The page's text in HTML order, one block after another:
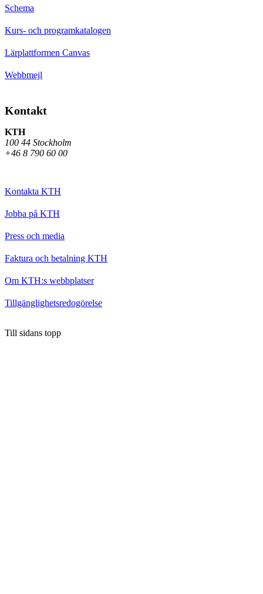
Schema
Kurs- och programkatalogen
Lärplattformen Canvas
Webbmejl
Kontakt
KTH
100 44 Stockholm
+46 8 790 60 00
Kontakta KTH
Jobba på KTH
Press och media
Faktura och betalning KTH
Om KTH:s webbplatser
Tillgänglighetsredogörelse
Till sidans topp